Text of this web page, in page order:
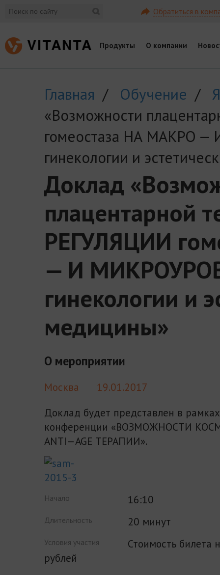
Обратиться в
Продукты О компании
Главная / Обучение /
«Возможности
гомеостаза НА МАКРО
гинекологии и
Доклад
плацентарной
РЕГУЛЯЦИИ
— И
гинекологии и
медицины»
О мероприятии
Москва
19.01.2017
Доклад будет представлен в рамках
конференции «ВОЗМОЖНОСТИ
ANTI—AGE ТЕРАПИИ».
Начало 16:10
Длительность 20 минут
Условия участия
Стоимость билета
рублей